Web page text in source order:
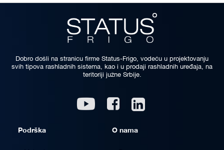
Dobro došli na stranicu firme Status-Frigo, vodeću u projektovanju
svih tipova rashladnih sistema, kao i u prodaji rashladnih uređaja, na
teritoriji južne Srbije.
Youtube Facebook
Podrška O nama